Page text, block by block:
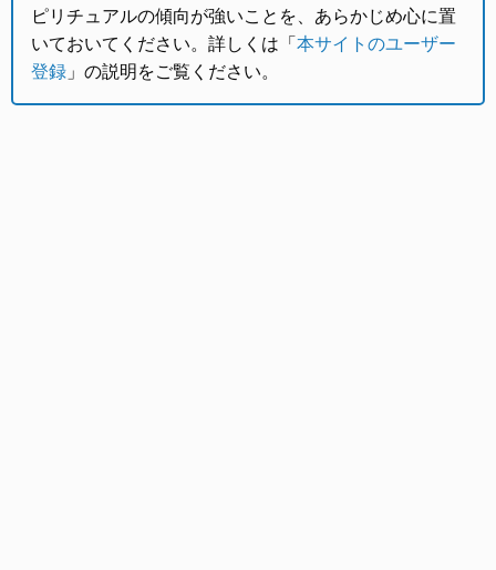
ピリチュアルの傾向が強いことを、あらかじめ心に置
いておいてください。詳しくは「本サイトのユーザー
登録 」の説明をご覧ください。